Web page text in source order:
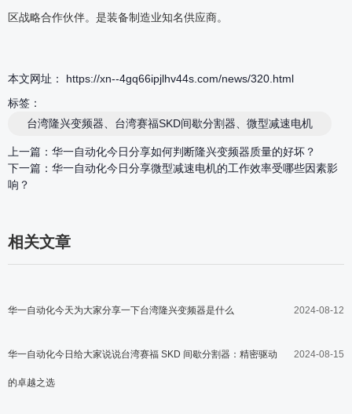
区战略合作伙伴。是装备制造业知名供应商。
本文网址： https://xn--4gq66ipjlhv44s.com/news/320.html
标签：
台湾隆兴变频器、台湾赛福SKD间歇分割器、微型减速电机
上一篇： 华一自动化今日分享如何判断隆兴变频器质量的好坏？
下一篇： 华一自动化今日分享微型减速电机的工作效率受哪些因素影
响？
相关文章
2024-08-12
华一自动化今天为大家分享一下台湾隆兴变频器是什么
2024-08-15
华一自动化今日给大家说说台湾赛福 SKD 间歇分割器：精密驱动
的卓越之选